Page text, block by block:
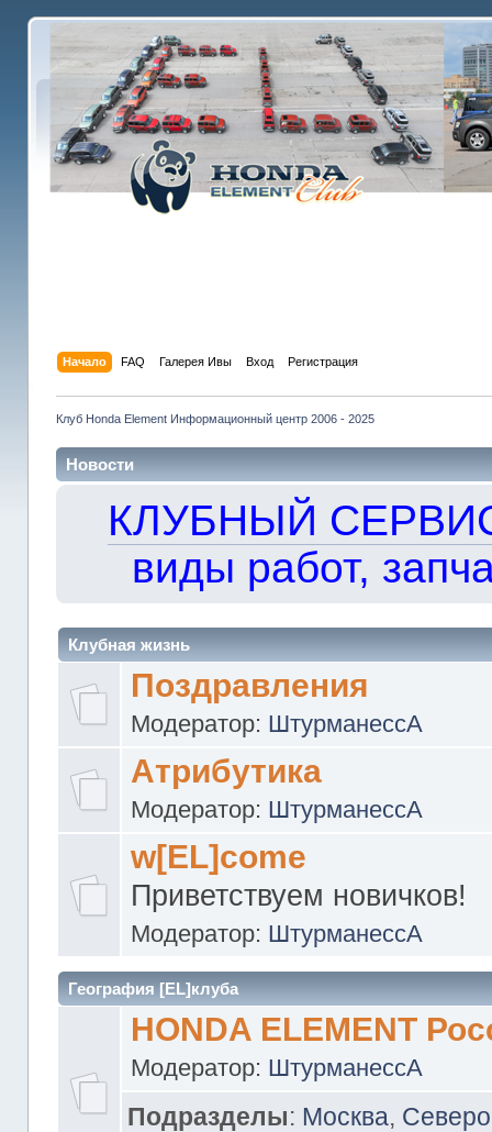
Начало FAQ Галерея Ивы Вход Регистрация
Клуб Honda Element Информационный центр 2006 - 2025
Новости
КЛУБНЫЙ
виды работ,
Клубная жизнь
Поздравления
Модератор: ШтурманессА
Атрибутика
Модератор: ШтурманессА
w[EL]come
Приветствуем новичков!
Модератор: ШтурманессА
География [EL]клуба
HONDA ELEMENT
Модератор: ШтурманессА
Подразделы: Москва,